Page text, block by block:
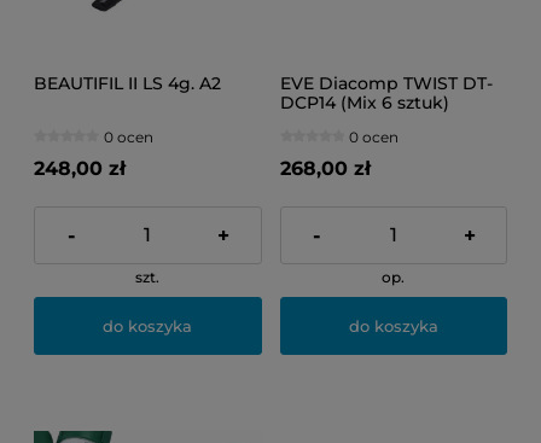
BEAUTIFIL II LS 4g. A2
0 ocen
248,00 zł
- +
szt.
do koszyka
EVE Diacomp TWIST DT-
DCP14 (Mix 6 sztuk)
0 ocen
268,00 zł
- +
op.
do koszyka